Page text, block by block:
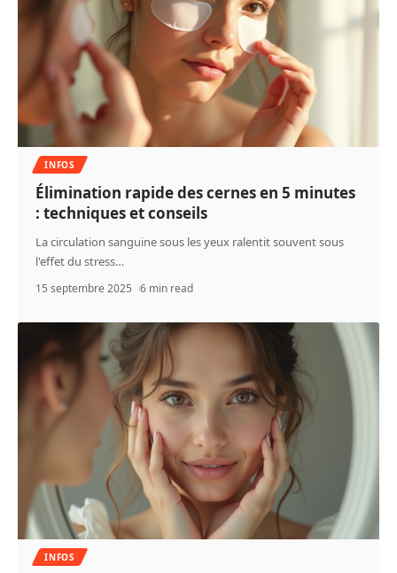
INFOS
Élimination rapide des cernes en 5 minutes
: techniques et conseils
La circulation sanguine sous les yeux ralentit souvent sous
l'effet du stress…
15 septembre 2025 6 min read
INFOS